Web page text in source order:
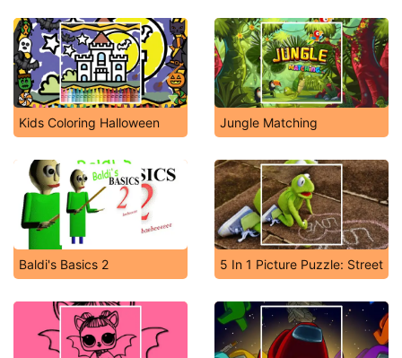
Kids Coloring Halloween Jungle Matching
Baldi's Basics 2 5 In 1 Picture Puzzle: Street